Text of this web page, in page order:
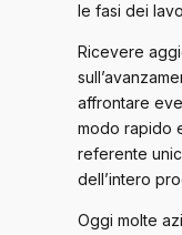
le fasi dei
Ricevere
affrontare
modo rapido
referente
dell’intero
Oggi molte